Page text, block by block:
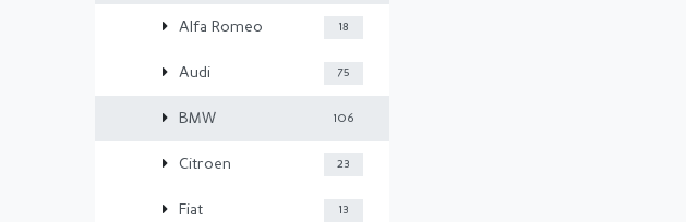
Alfa Romeo 18
Audi 75
BMW 106
Citroen 23
Fiat 13